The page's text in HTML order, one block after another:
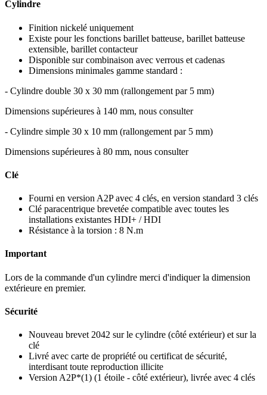
Cylindre
Finition nickelé uniquement
Existe pour les fonctions barillet batteuse, barillet batteuse
extensible, barillet contacteur
Disponible sur combinaison avec verrous et cadenas
Dimensions minimales gamme standard :
- Cylindre double 30 x 30 mm (rallongement par 5 mm)
Dimensions supérieures à 140 mm, nous consulter
- Cylindre simple 30 x 10 mm (rallongement par 5 mm)
Dimensions supérieures à 80 mm, nous consulter
Clé
Fourni en version A2P avec 4 clés, en version standard 3 clés
Clé paracentrique brevetée compatible avec toutes les
installations existantes HDI+ / HDI
Résistance à la torsion : 8 N.m
Important
Lors de la commande d'un cylindre merci d'indiquer la dimension
extérieure en premier.
Sécurité
Nouveau brevet 2042 sur le cylindre (côté extérieur) et sur la
clé
Livré avec carte de propriété ou certificat de sécurité,
interdisant toute reproduction illicite
Version A2P*(1) (1 étoile - côté extérieur), livrée avec 4 clés